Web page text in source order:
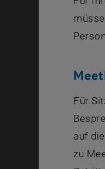
Für
auf
zu